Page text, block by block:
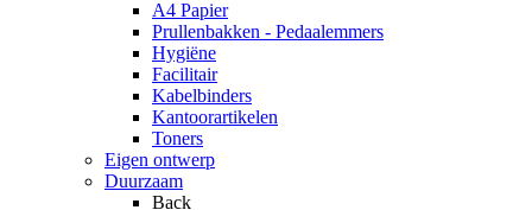
A4 Papier
Prullenbakken - Pedaalemmers
Hygiëne
Facilitair
Kabelbinders
Kantoorartikelen
Toners
Eigen ontwerp
Duurzaam
Back